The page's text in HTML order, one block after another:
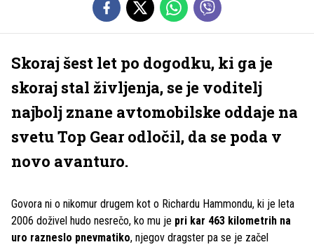
Skoraj šest let po dogodku, ki ga je
skoraj stal življenja, se je voditelj
najbolj znane avtomobilske oddaje na
svetu Top Gear odločil, da se poda v
novo avanturo.
Govora ni o nikomur drugem kot o Richardu Hammondu, ki je leta
2006 doživel hudo nesrečo, ko mu je pri kar 463 kilometrih na
uro razneslo pnevmatiko, njegov dragster pa se je začel